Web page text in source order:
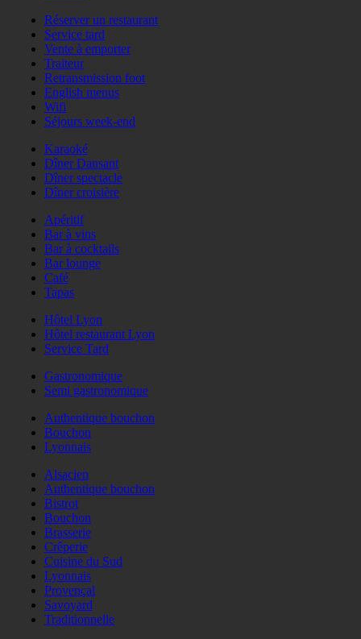
Réserver un restaurant
Service tard
Vente à emporter
Traiteur
Retransmission foot
English menus
Wifi
Séjours week-end
Karaoké
Dîner Dansant
Dîner spectacle
Dîner croisière
Apéritif
Bar à vins
Bar à cocktails
Bar lounge
Café
Tapas
Hôtel Lyon
Hôtel restaurant Lyon
Service Tard
Gastronomique
Semi gastronomique
Authentique bouchon
Bouchon
Lyonnais
Alsacien
Authentique bouchon
Bistrot
Bouchon
Brasserie
Crêperie
Cuisine du Sud
Lyonnais
Provençal
Savoyard
Traditionnelle